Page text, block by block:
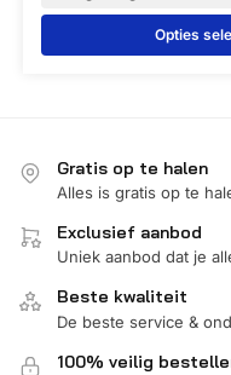
Opties
Gratis op te halen
Alles is gratis op te
Exclusief aanbod
Uniek aanbod dat je
Beste kwaliteit
De beste service &
100% veilig